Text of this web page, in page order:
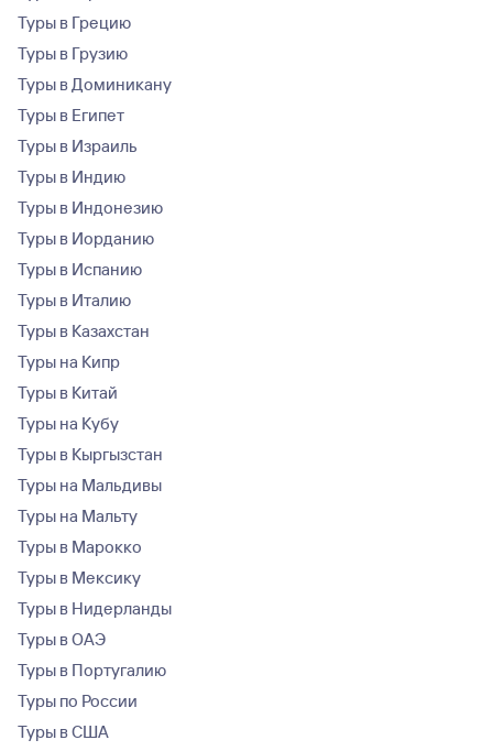
Туры в Грецию
Туры в Грузию
Туры в Доминикану
Туры в Египет
Туры в Израиль
Туры в Индию
Туры в Индонезию
Туры в Иорданию
Туры в Испанию
Туры в Италию
Туры в Казахстан
Туры на Кипр
Туры в Китай
Туры на Кубу
Туры в Кыргызстан
Туры на Мальдивы
Туры на Мальту
Туры в Марокко
Туры в Мексику
Туры в Нидерланды
Туры в ОАЭ
Туры в Португалию
Туры по России
Туры в США